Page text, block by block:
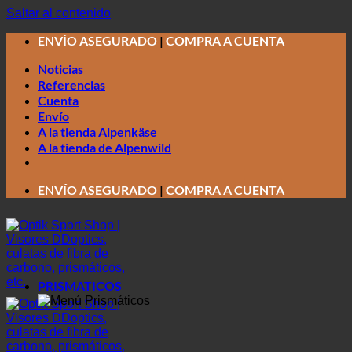
Saltar al contenido
ENVÍO ASEGURADO | COMPRA A CUENTA
Noticias
Referencias
Cuenta
Envío
A la tienda Alpenkäse
A la tienda de Alpenwild
ENVÍO ASEGURADO | COMPRA A CUENTA
PRISMATICOS